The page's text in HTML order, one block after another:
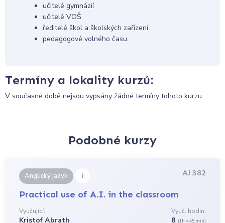
učitelé gymnázií
učitelé VOŠ
ředitelé škol a školských zařízení
pedagogové volného času
Termíny a lokality kurzů:
V současné době nejsou vypsány žádné termíny tohoto kurzu.
Podobné kurzy
Anglický jazyk i AJ 382
Practical use of A.I. in the classroom
Vyučující:
Kristof Abrath
Vyuč. hodin:
8 (1h = 45 min)